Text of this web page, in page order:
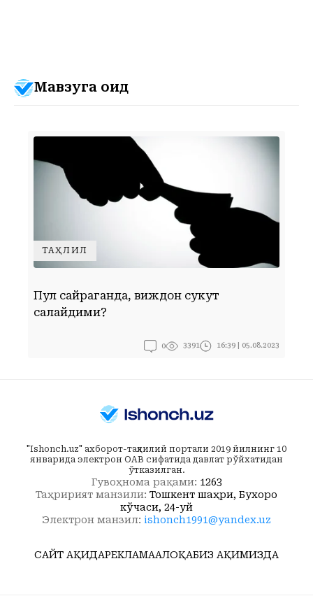
Мавзуга оид
ТАҲЛИЛ
Пул сайраганда, виждон сукут
сақлайдими?
0 3391 16:39 | 05.08.2023
"Ishonch.uz" ахборот-таҳлилий портали 2019 йилнинг 10
январида электрон ОАВ сифатида давлат рўйхатидан
ўтказилган.
Гувоҳнома рақами: 1263
Таҳририят манзили: Тошкент шаҳри, Бухоро
кўчаси, 24-уй
Электрон манзил: ishonch1991@yandex.uz
САЙТ ҲАҚИДАРЕКЛАМААЛОҚАБИЗ ҲАҚИМИЗДА